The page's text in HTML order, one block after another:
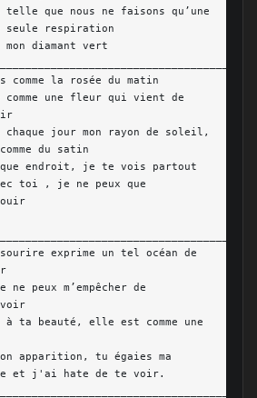
seule respiration
du satin
et j'ai hate de te voir.